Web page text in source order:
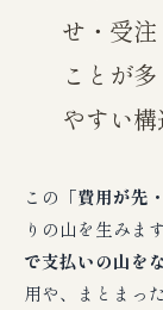
せ・受
ことが多
やすい構
この 「費用が先
りの山を生みま
で支払いの山を
用や、まとまっ